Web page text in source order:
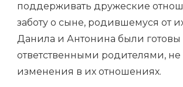
поддерживать дружеские
заботу о сыне, родившемуся от
Данила и Антонина были готовы
ответственными родителями, не
изменения в их отношениях.